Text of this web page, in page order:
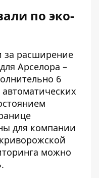
по эко-
за расширение
Арселора –
6
автоматических
для компании
можно
.